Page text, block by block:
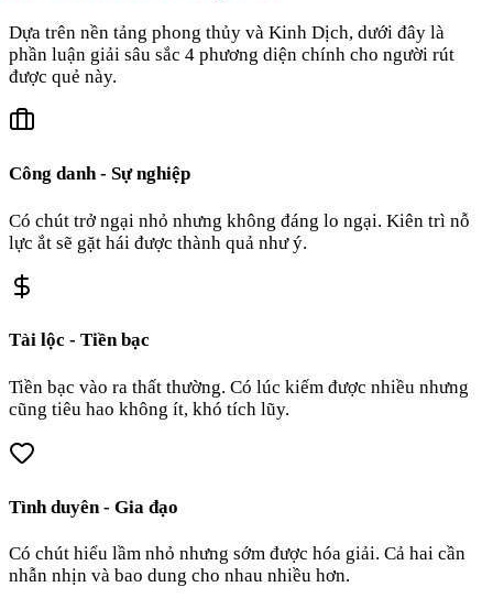
Dựa trên nền tảng phong thủy và Kinh Dịch, dưới đây là
phần luận giải sâu sắc 4 phương diện chính cho người rút
được quẻ này.
Công danh - Sự nghiệp
Có chút trở ngại nhỏ nhưng không đáng lo ngại. Kiên trì nỗ
lực ắt sẽ gặt hái được thành quả như ý.
Tài lộc - Tiền bạc
Tiền bạc vào ra thất thường. Có lúc kiếm được nhiều nhưng
cũng tiêu hao không ít, khó tích lũy.
Tình duyên - Gia đạo
Có chút hiểu lầm nhỏ nhưng sớm được hóa giải. Cả hai cần
nhẫn nhịn và bao dung cho nhau nhiều hơn.